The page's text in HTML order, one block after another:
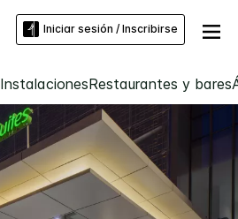
Iniciar sesión / Inscribirse
InstalacionesRestaurantes y bares